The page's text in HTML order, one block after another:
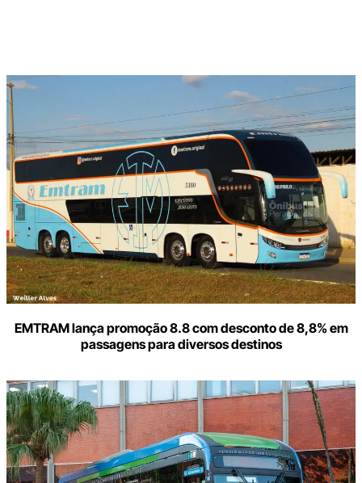
EMTRAM lança promoção 8.8 com desconto de 8,8% em
passagens para diversos destinos
Digite
aqui
o
seu
e-
mail